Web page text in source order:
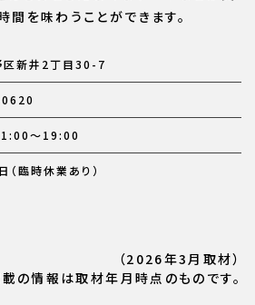
間を味わうことができます。
区新井2丁目30-7
11:00〜19:00
（臨時休業あり）
（2026年3月取材）
の情報は取材年月時点のものです。